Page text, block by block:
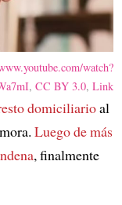
watch?
,CC BY 3.0,Link
domiciliarioal
Luego de más
, finalmente